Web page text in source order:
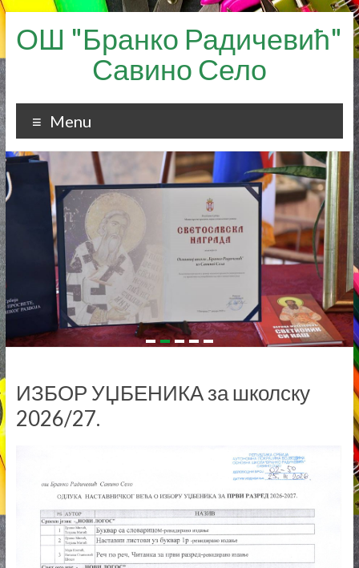
Skip
to
content
ОШ "Бранко Радичевић"
Савино Село
Menu
2026/27.